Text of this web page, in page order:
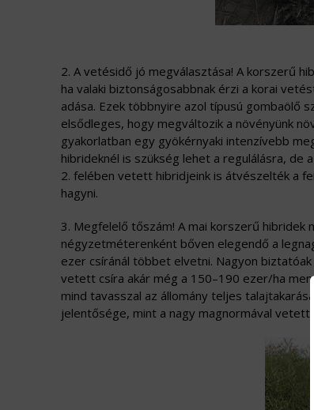
2. A vetésidő jó megválasztása! A korszerű
ha valaki biztonságosabbnak érzi a korai
adása. Ezek többnyire azol típusú gombaölő
elsődleges, hogy megváltozik a növényünk
gyakorlatban egy gyökérnyaki intenzívebb
hibrideknél is szükség lehet a regulálásra,
2. felében vetett hibridjeink is átvészelték a
hagyni.
3. Megfelelő tőszám! A mai korszerű hibridek
négyzetméterenként bőven elegendő a
ezer csíránál többet elvetni. Nagyon
vetett csíra akár még a 150–190 ezer/ha
mind tavasszal az állomány teljes
jelentősége, mint a nagy magnormával